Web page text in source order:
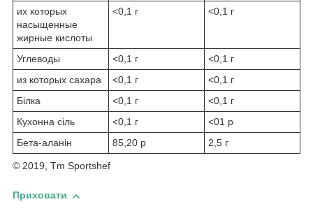
их которых
насыщенные
жирные кислоты
<0,1 г <0,1 г
Углеводы <0,1 г
<0,1 г
из которых сахара
<0,1 г
<0,1 г
Білка
<0,1 г
<0,1 г
Кухонна сіль
<0,1 г
<01 р
Бета-аланін
85,20 р 2,5 г
© 2019, Tm Sportshef
Приховати